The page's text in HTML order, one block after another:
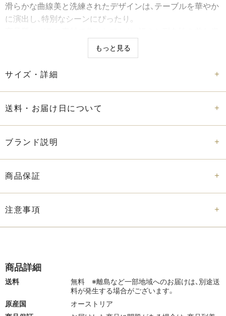
滑らかな曲線美と洗練されたデザインは、テーブルを華やか
に演出し、特別なシーンにぴったり。
えているため、日常使いにも優れています。
ごとのプレゼントにふさわしい逸品です。
グラスは、薄い飲み口と繊細なステムが特徴で、シャンパン
の繊細な泡立ちと豊かなアロマをダイレクトに楽しめます。
その美しいデザインと使い心地の良さは、海外の有名ワイナ
リーや三ツ星レストランからも高く評価されており、贅沢な
贈り物のほか、自分へのご褒美にもおすすめ。
もっと見る
サイズ・詳細
送料・お届け日について
ブランド説明
商品保証
注意事項
商品詳細
送料 無料
※離島など一部地域へのお届けは、別途送
料が発生する場合がございます。
原産国
オーストリア